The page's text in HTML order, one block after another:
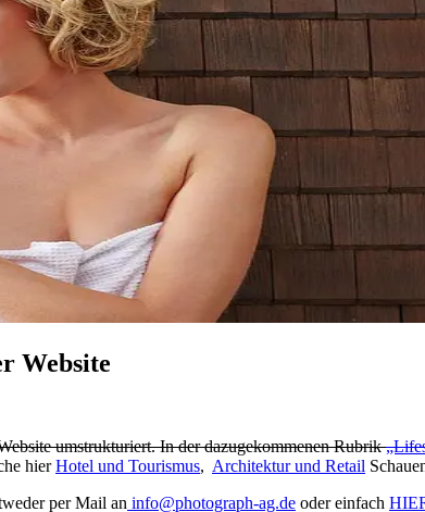
Website
umstrukturiert. In der dazugekommenen Rubrik
hierHotel und Tourismus, Architektur und Retail
per Mail an info@photograph-ag.de oder einfach